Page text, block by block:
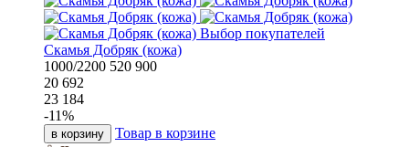
Выбор покупателей
Скамья Добряк (кожа)
1000/2200 520 900
20 692
23 184
-11%
в корзину Товар в корзине